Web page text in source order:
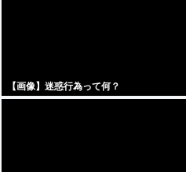
【画像】迷惑行為って何？